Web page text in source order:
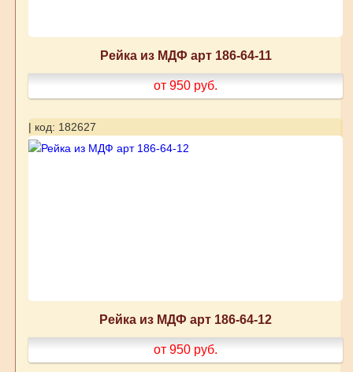
Рейка из МДФ арт 186-64-11
от 950 руб.
| код: 182627
Рейка из МДФ арт 186-64-12
от 950 руб.